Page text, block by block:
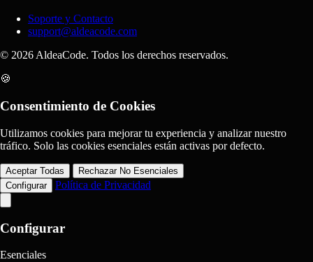
Soporte y Contacto
support@aldeacode.com
© 2026 AldeaCode. Todos los derechos reservados.
🍪
Consentimiento de Cookies
Utilizamos cookies para mejorar tu experiencia y analizar nuestro
tráfico. Solo las cookies esenciales están activas por defecto.
Aceptar Todas
Rechazar No Esenciales
Configurar
Política de Privacidad
Configurar
Esenciales